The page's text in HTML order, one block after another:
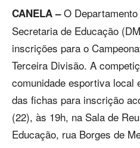
CANELA –O
Secretaria de Educação
inscrições para o
Terceira Divisão. A
comunidade esportiva local
das fichas para inscrição
(22), às 19h, na Sala de
Educação, rua Borges de